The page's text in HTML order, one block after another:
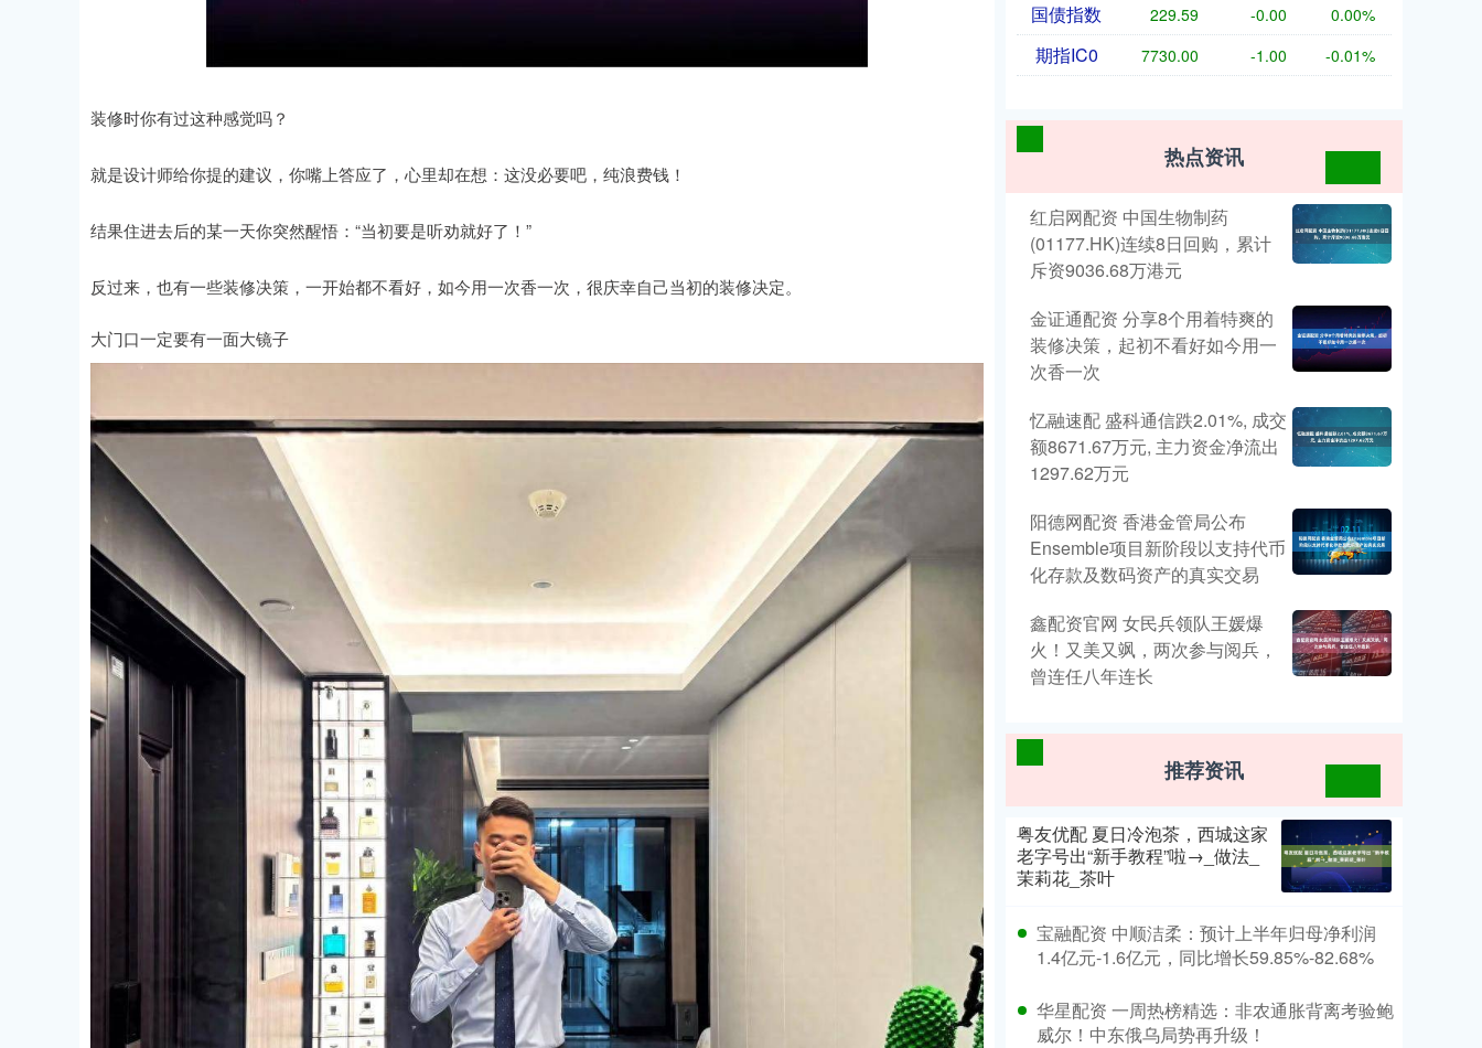
装修时你有过这种感觉吗？
就是设计师给你提的建议，你嘴上答应了，心里却在想：这没必要吧，纯浪费钱！
结果住进去后的某一天你突然醒悟：“当初要是听劝就好了！”
反过来，也有一些装修决策，一开始都不看好，如今用一次香一次，很庆幸自己当初的装修决定。
大门口一定要有一面大镜子
国债指数 229.59 -0.00 0.00%
期指IC0 7730.00 -1.00 -0.01%
热点资讯
红启网配资 中国生物制药
(01177.HK)连续8日回购，累计
斥资9036.68万港元
金证通配资 分享8个用着特爽的
装修决策，起初不看好如今用一
次香一次
忆融速配 盛科通信跌2.01%, 成交
额8671.67万元, 主力资金净流出
1297.62万元
阳德网配资 香港金管局公布
Ensemble项目新阶段以支持代币
化存款及数码资产的真实交易
鑫配资官网 女民兵领队王媛爆
火！又美又飒，两次参与阅兵，
曾连任八年连长
推荐资讯
粤友优配 夏日冷泡茶，西城这家
老字号出“新手教程”啦→_做法_
茉莉花_茶叶
宝融配资 中顺洁柔：预计上半年归母净利润
1.4亿元-1.6亿元，同比增长59.85%-82.68%
华星配资 一周热榜精选：非农通胀背离考验鲍
威尔！中东俄乌局势再升级！